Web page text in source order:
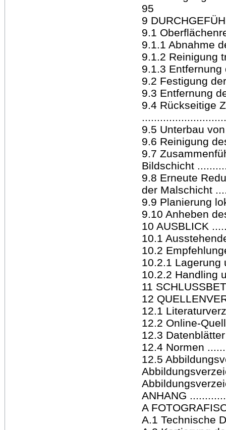
95
9
9.1
9.1.1 Abnahme
9.1.2 Reinigung
9.1.3
9.2 Festigung
9.3 Entfernung
9.4 Rückseitige
9.5 Unterbau
9.6 Reinigung
9.7
Bildschicht
9.8 Erneute
der Malschicht
9.9 Planierung
9.10 Anheben
10 AUSBLICK
10.1
10.2
10.2.1 Lagerung
10.2.2 Handling
11
12
12.1
12.2 Online-
12.3
12.4 Normen
12.5
ANHANG
A
A.1 Technische